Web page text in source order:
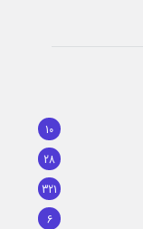
10
28
321
6